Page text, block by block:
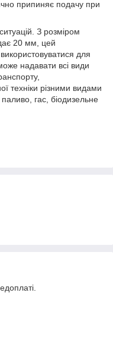
припиняє подачу при
З розміром
20 мм, цей
для
надавати всі види
техніки різними видами
гас, біодизельне